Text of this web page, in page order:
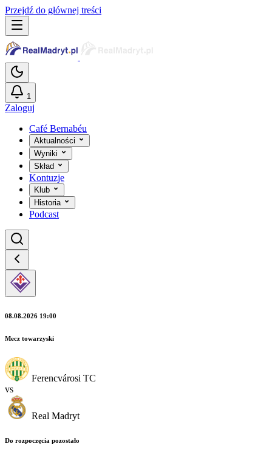
Przejdź do głównej treści
1
Zaloguj
Café Bernabéu
Aktualności
Wyniki
Skład
Kontuzje
Klub
Historia
Podcast
08.08.2026 19:00
Mecz towarzyski
Ferencvárosi TC
vs
Real Madryt
Do rozpoczęcia pozostało